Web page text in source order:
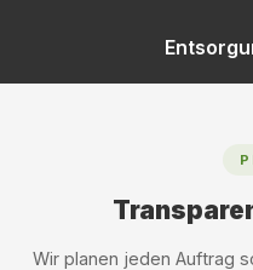
Wir planen jeden Auftrag